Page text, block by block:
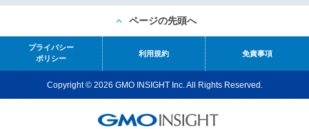
ページの先頭へ
プライバシー
ポリシー
利用規約 免責事項
Copyright © 2026 GMO INSIGHT Inc. All Rights Reserved.